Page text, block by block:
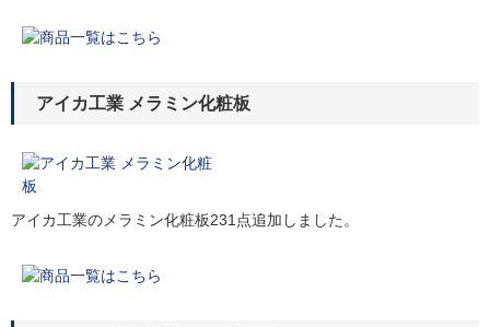
アイカ工業 メラミン化粧板
アイカ工業のメラミン化粧板231点追加しました。